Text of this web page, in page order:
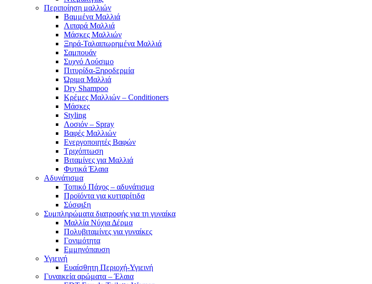
Περιποίηση μαλλιών
Βαμμένα Μαλλιά
Λιπαρά Μαλλιά
Μάσκες Μαλλιών
Ξηρά-Ταλαιπωρημένα Μαλλιά
Σαμπουάν
Συχνό Λούσιμο
Πιτυρίδα-Ξηροδερμία
Ώριμα Μαλλιά
Dry Shampoo
Κρέμες Μαλλιών – Conditioners
Μάσκες
Styling
Λοσιόν – Spray
Βαφές Μαλλιών
Ενεργοποιητές Βαφών
Τριχόπτωση
Βιταμίνες για Μαλλιά
Φυτικά Έλαια
Αδυνάτισμα
Τοπικό Πάχος – αδυνάτισμα
Προϊόντα για κυτταρίτιδα
Σύσφιξη
Συμπληρώματα διατροφής για τη γυναίκα
Μαλλία Νύχια Δέρμα
Πολυβιταμίνες για γυναίκες
Γονιμότητα
Εμμηνόπαυση
Υγιεινή
Ευαίσθητη Περιοχή-Υγιεινή
Γυναικεία αρώματα – Έλαια